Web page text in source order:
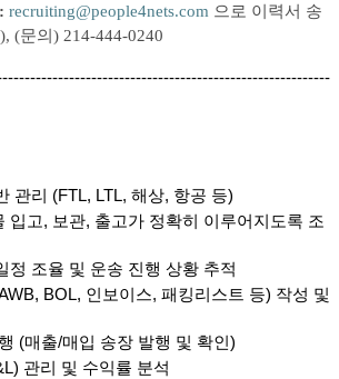
recruiting@people4nets.com 으로 이력서 송
(문의) 214-444-0240
관리 (FTL, LTL, 해상, 항공 등)
입고, 보관, 출고가 정확히 이루어지도록 조
정 조율 및 운송 진행 상황 추적
BOL, 인보이스, 패킹리스트 등) 작성 및
(매출/매입 송장 발행 및 확인)
관리 및 수익률 분석